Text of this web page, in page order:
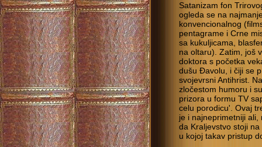
Satanizam fon
ogleda se na
konvencionalnog
pentagrame i Crne
sa kukuljicama,
na oltaru). Zatim, još
doktora s početka
dušu Đavolu, i čiji se
svojevrsni Antihrist.
zločestom humoru i
prizora u formu TV
celu porodicu'. Ovaj
je i najneprimetniji
da Kraljevstvo stoji
u kojoj takav pristup